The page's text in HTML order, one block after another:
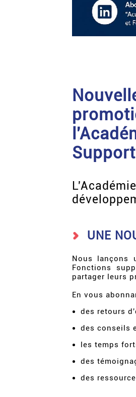
Support
UNE
Nous lançons
Fonctions
partager leurs
En vous
des retours
des conseils
les temps
des
des